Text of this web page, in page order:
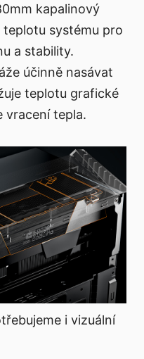
kapalinový
teplotu systému pro
a stability.
účinně nasávat
teplotu grafické
vracení tepla.
i vizuální